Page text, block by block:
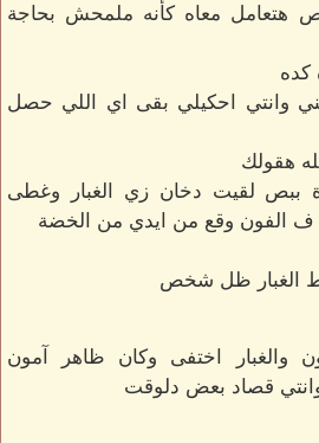
معاه كأنه ملمحش بحاجة
كده
عني وانتي احكيلي بقى اي اللي حصل
هقولك
ببص لقيت دخان زي الغبار وغطى
ف الفون وقع من ايدي من الخضة
الغبار ظل شخص
اختفى وكان ظاهر آمون
قصاد بعض دلوقت